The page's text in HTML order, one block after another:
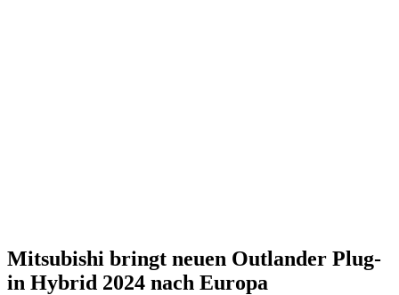
Mitsubishi bringt neuen Outlander Plug-
in Hybrid 2024 nach Europa